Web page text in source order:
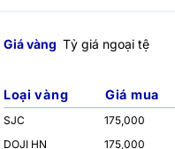
Giá vàng Tỷ giá ngoại tệ
Loại vàng Giá mua
SJC 175,000
DOJI HN
175,000